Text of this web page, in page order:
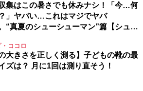
集はこの暑さでも休みナシ！「今…何
」ヤバい…これはマジでヤバ
“真夏のシューシューマン”篇【シュー
ココロ
の大きさを正しく測る】子どもの靴の最
ズは？ 月に1回は測り直そう！